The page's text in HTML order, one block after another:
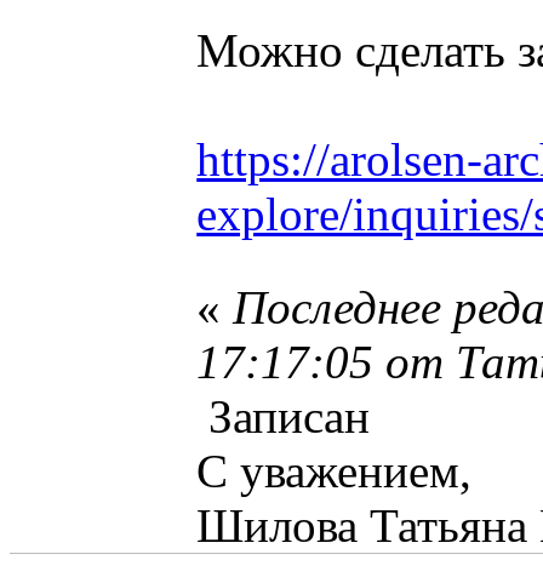
Можно сделать
https://arolsen-
explore/
«Последнее
17:17:05 от
Записан
С уважением,
Шилова Татьяна